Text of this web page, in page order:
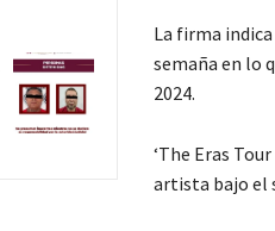
La firma
semaña en lo
2024.
‘The Eras
artista bajo el